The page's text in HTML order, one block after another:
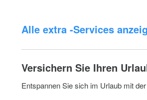
Alle extra -Services
Extra Snorkeling Equipment
Crew Change (during charter)
Versichern Sie Ihren
Entspannen Sie sich im Urlaub mit der